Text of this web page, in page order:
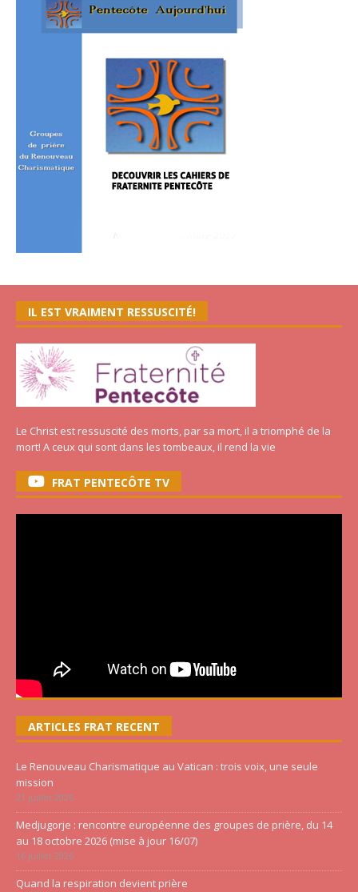
IL EST VRAIMENT RESSUSCITÉ!
Le Christ est ressuscité des morts, par sa mort, il a triomphé de la
mort! A ceux qui sont dans les tombeaux, il rend la vie
FRAT PENTECÔTE TV
ARTICLES FRAT RECENT
Le Renouveau Charismatique au Vatican : trois voix, une seule
mission
21 juillet 2026
Medjugorje : rencontre européenne des groupes de prière, du 14
au 18 octobre 2026 (mise à jour 16/07)
16 juillet 2026
Quand la respiration devient prière